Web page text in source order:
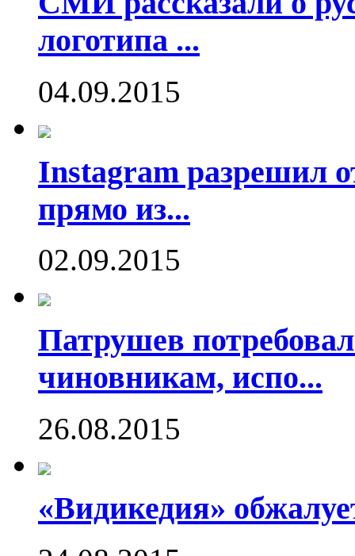
логотипа ...
04.09.2015
Instagram разрешил
прямо из...
02.09.2015
Патрушев
чиновникам, испо...
26.08.2015
«Видикедия»